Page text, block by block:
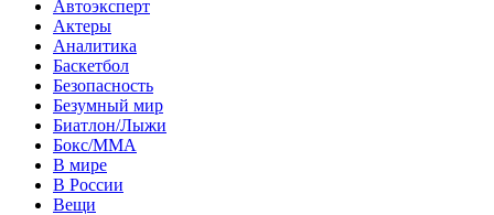
Автоэксперт
Актеры
Аналитика
Баскетбол
Безопасность
Безумный мир
Биатлон/Лыжи
Бокс/MMA
В мире
В России
Вещи